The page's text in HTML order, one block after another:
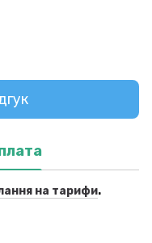
на тарифи.